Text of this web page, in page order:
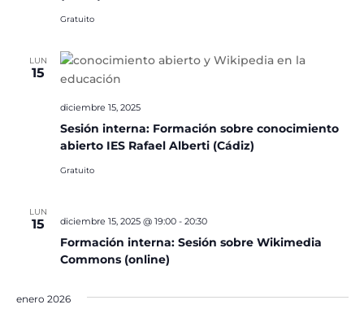
Gratuito
LUN
15
Sesión interna: Formación sobre conocimiento
abierto IES Rafael Alberti (Cádiz)
diciembre 15, 2025
Gratuito
LUN
15
Formación interna: Sesión sobre Wikimedia
Commons (online)
diciembre 15, 2025 @ 19:00- 20:30
enero 2026